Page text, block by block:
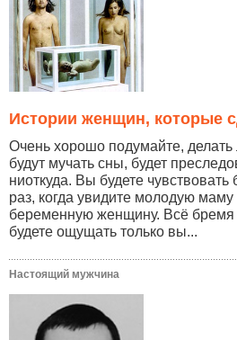
Истории женщин, которые
Очень хорошо подумайте, делать
будут мучать сны, будет
ниоткуда. Вы будете чувствовать
раз, когда увидите молодую
беременную женщину. Всё бремя
будете ощущать только вы...
Настоящий мужчина